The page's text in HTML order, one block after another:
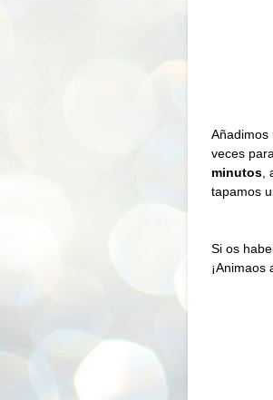
Añadimos
veces
minutos
tapamos
Si os
¡Animaos